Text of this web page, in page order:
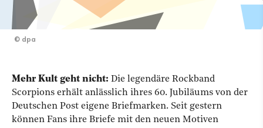
© dpa
Mehr Kult geht nicht: Die legendäre Rockband
Scorpions erhält anlässlich ihres 60. Jubiläums von der
Deutschen Post eigene Briefmarken. Seit gestern
können Fans ihre Briefe mit den neuen Motiven